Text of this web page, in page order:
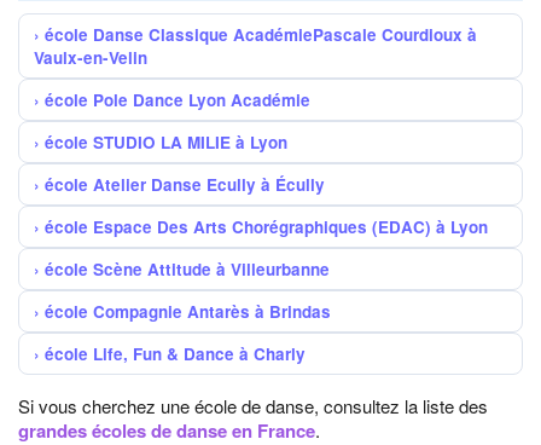
école Danse Classique AcadémiePascale Courdioux à
Vaulx-en-Velin
école Pole Dance Lyon Académie
école STUDIO LA MILIE à Lyon
école Atelier Danse Ecully à Écully
école Espace Des Arts Chorégraphiques (EDAC) à Lyon
école Scène Attitude à Villeurbanne
école Compagnie Antarès à Brindas
école Life, Fun & Dance à Charly
Si vous cherchez une école de danse, consultez la liste des
grandes écoles de danse en France.